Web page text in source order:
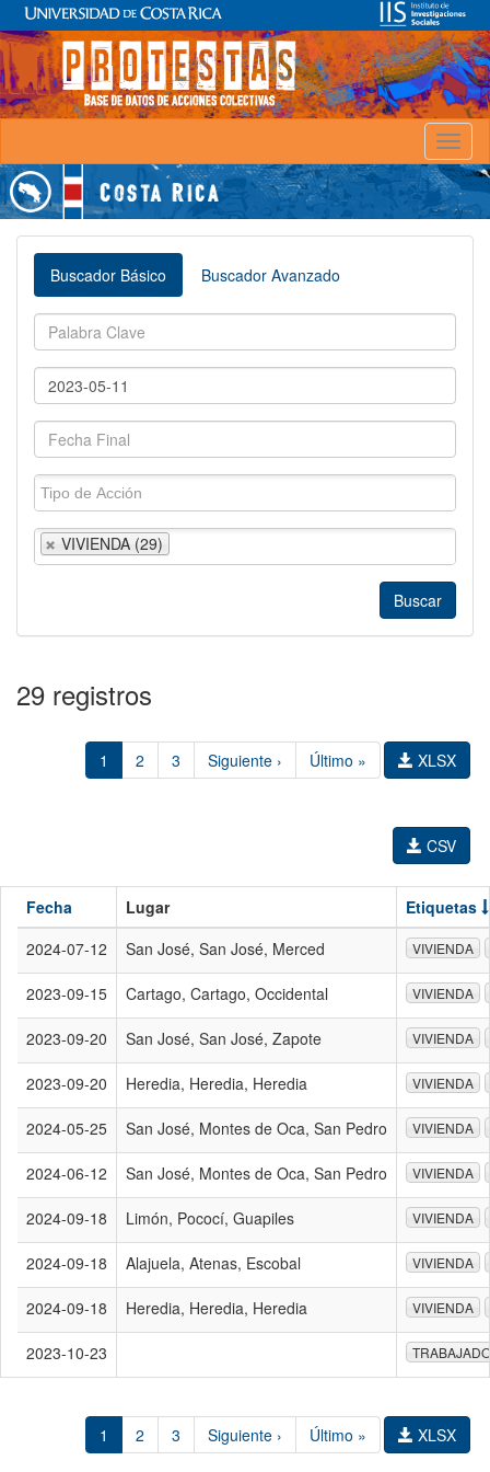
Buscador Básico Buscador Avanzado
VIVIENDA (29)
29 registros
1 2 3 Siguiente › Último » XLSX
CSV
Fecha Lugar
Etiquetas
2024-07-12
San José, San José, Merced VIVIENDA
2023-09-15 Cartago, Cartago, Occidental VIVIENDA
2023-09-20 San José, San José, Zapote VIVIENDA
2023-09-20 Heredia, Heredia, Heredia VIVIENDA
2024-05-25 San José, Montes de Oca, San Pedro VIVIENDA
2024-06-12 San José, Montes de Oca, San Pedro VIVIENDA
2024-09-18 Limón, Pococí, Guapiles VIVIENDA
2024-09-18 Alajuela, Atenas, Escobal VIVIENDA
2024-09-18 Heredia, Heredia, Heredia VIVIENDA
2023-10-23
1 2 3 Siguiente › Último » XLSX